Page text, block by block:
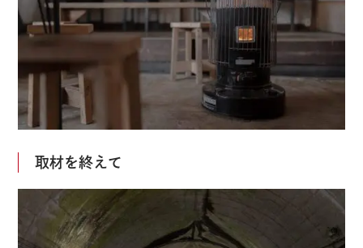
取材を終えて